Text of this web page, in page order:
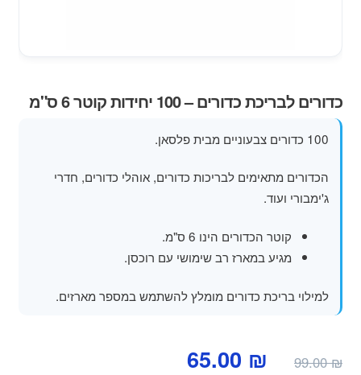
פופים
כדורים לבריכת כדורים – 100 יחידות קוטר 6 ס"מ
100 כדורים צבעוניים מבית פלסאן.
הכדורים מתאימים לבריכות כדורים, אוהלי כדורים, חדרי
ג'ימבורי ועוד.
קוטר הכדורים הינו 6 ס"מ.
מגיע במארז רב שימושי עם רוכסן.
למילוי בריכת כדורים מומלץ להשתמש במספר מארזים.
99.00₪
המחיר65.00 ₪
המחיר